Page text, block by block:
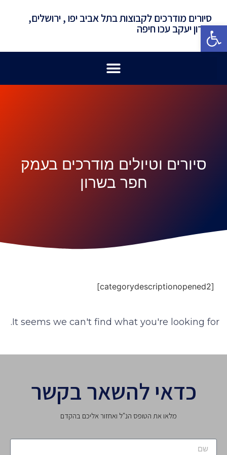
פתח סרגל נגישות
סיורים מודרכים לקבוצות בתל אביב יפו , ירושלים,
זכרון יעקב עכו חיפה
סיורים וטיולים מודרכים בעמק
חפר בשרון
[categorydescriptionopened2]
It seems we can't find what you're looking for.
כדאי להשאר בקשר
מלאו את הטופס הנ"ל ואחזור אליכם בהקדם